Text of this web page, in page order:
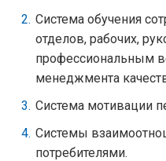
Система обучения
отделов, рабочих,
профессиональным
менеджмента
Система мотивации
Системы
потребителями.